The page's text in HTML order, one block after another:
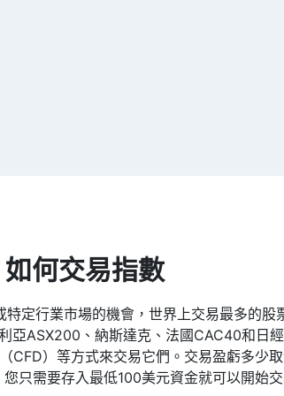
如何交易指數
定行業市場的機會，世界上交易最多的股
亞ASX200、納斯達克、法國CAC40和日
CFD）等方式來交易它們。交易盈虧多少
只需要存入最低100美元資金就可以開始交